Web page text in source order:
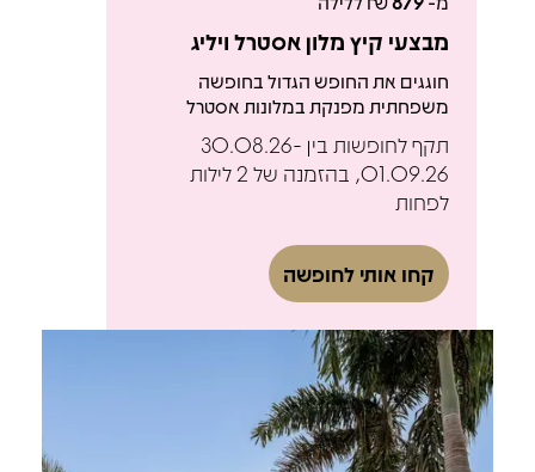
מבצעי קיץ מלון אסטרל ויליג
חוגגים את החופש הגדול בחופשה
משפחתית מפנקת במלונות אסטרל
תקף לחופשות בין 30.08.26-
01.09.26, בהזמנה של 2 לילות
לפחות
קחו אותי לחופשה